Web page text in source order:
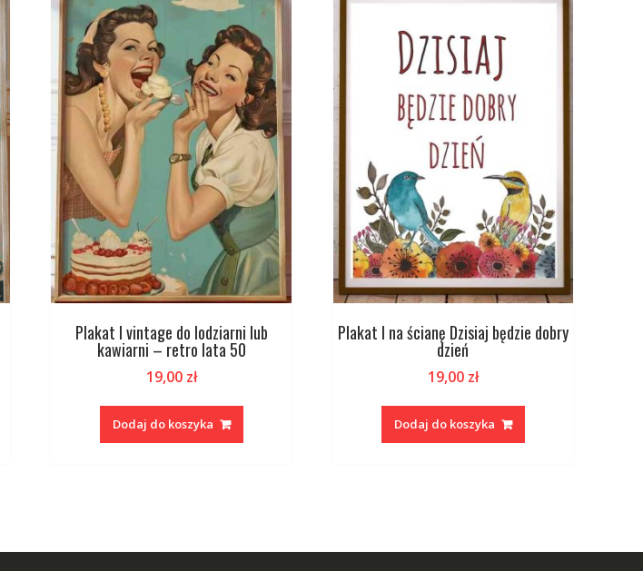
Plakat I vintage do lodziarni lub
kawiarni – retro lata 50
19,00 zł
Dodaj do koszyka
Plakat I na ścianę Dzisiaj będzie dobry
dzień
19,00 zł
Dodaj do koszyka